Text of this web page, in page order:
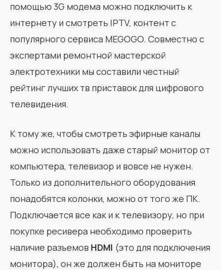
помощью 3G модема можно подключить к
интернету и смотреть IPTV, контент с
популярного сервиса MEGOGO. Совместно с
экспертами ремонтной мастерской
электротехники мы составили честный
рейтинг лучших тв приставок для цифрового
телевидения.
К тому же, чтобы смотреть эфирные каналы
можно использовать даже старый монитор от
компьютера, телевизор и вовсе не нужен.
Только из дополнительного оборудования
понадобятся колонки, можно от того же ПК.
Подключается все как и к телевизору, но при
покупке ресивера необходимо проверить
наличие разъемов HDMI (это для подключения
монитора), он же должен быть на мониторе